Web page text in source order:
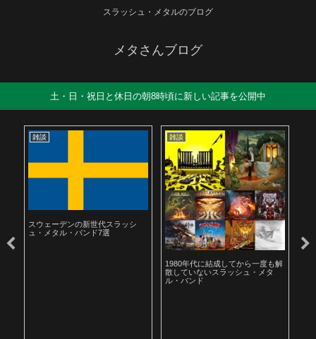
スラッシュ・メタルのブログ
メタさんブログ
土・日・祝日と休日の朝8時頃に新しい記事を公開中
雑談
スウェーデンの新世代スラッシ
ュ・メタル・バンド7選
雑談
1980年代に結成してから一度も解
散していないスラッシュ・メタ
ル・バンド